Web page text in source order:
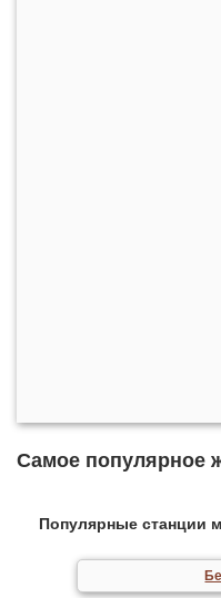
Самое популярное
Популярные станции